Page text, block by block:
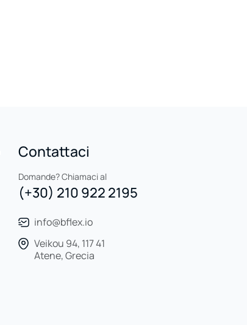
Contattaci
Domande? Chiamaci al
(+30) 210 922 2195
info@bflex.io
Veikou 94, 117 41
Atene, Grecia